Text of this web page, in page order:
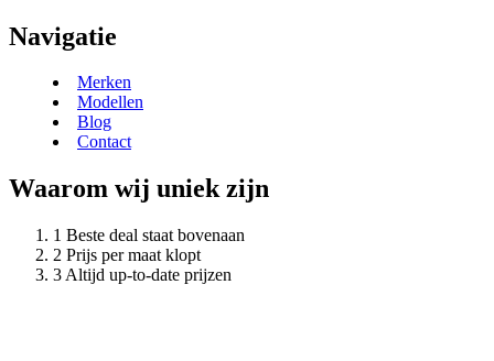
Navigatie
Merken
Modellen
Blog
Contact
Waarom wij uniek zijn
Beste deal staat bovenaan
Prijs per maat klopt
Altijd up-to-date prijzen